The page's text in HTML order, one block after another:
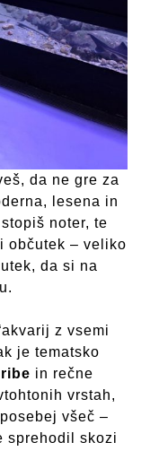
da ne gre za
lesena in
noter, te
občutek – veliko
da si na
z vsemi
je tematsko
in rečne
vrstah,
všeč –
sprehodil skozi